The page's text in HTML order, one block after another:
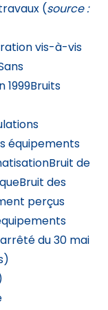
(source :
vis-à-vis
1999Bruits
équipements
de
Bruit des
perçus
du 30 mai